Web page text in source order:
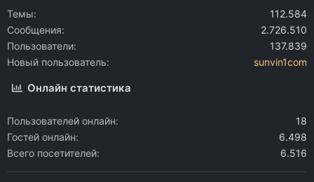
Темы
112.584
Сообщения
2.726.510
Пользователи
137.839
Новый пользователь
sunvin1com
Онлайн статистика
Пользователей онлайн
18
Гостей онлайн
6.498
Всего посетителей
6.516